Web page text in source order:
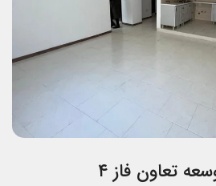
تعاون فاز ۴